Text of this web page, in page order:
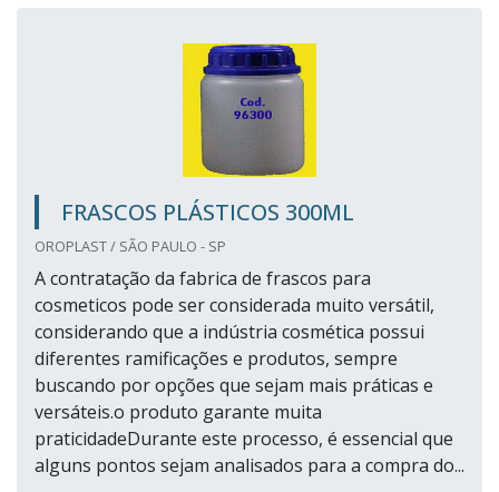
FRASCOS PLÁSTICOS 300ML
OROPLAST / SÃO PAULO - SP
A contratação da fabrica de frascos para
cosmeticos pode ser considerada muito versátil,
considerando que a indústria cosmética possui
diferentes ramificações e produtos, sempre
buscando por opções que sejam mais práticas e
versáteis.o produto garante muita
praticidadeDurante este processo, é essencial que
alguns pontos sejam analisados para a compra do...